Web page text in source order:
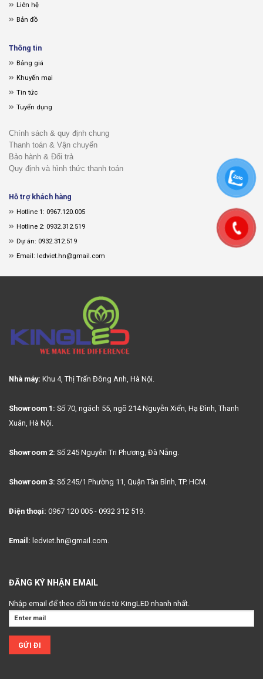
Liên hệ
Bản đồ
Thông tin
Bảng giá
Khuyến mại
Tin tức
Tuyển dụng
Chính sách & quy định chung
Thanh toán & Vận chuyển
Bảo hành & Đổi trả
Quy định và hình thức thanh toán
Hỗ trợ khách hàng
Hotline 1: 0967.120.005
Hotline 2: 0932.312.519
Dự án: 0932.312.519
Email: ledviet.hn@gmail.com
Nhà máy: Khu 4, Thị Trấn Đông Anh, Hà Nội.
Showroom 1: Số 70, ngách 55, ngõ 214 Nguyễn Xiển, Hạ Đình, Thanh
Xuân, Hà Nội.
Showroom 2: Số 245 Nguyễn Tri Phương, Đà Nẵng.
Showroom 3: Số 245/1 Phường 11, Quận Tân Bình, TP. HCM.
Điện thoại: 0967 120 005 - 0932 312 519.
Email: ledviet.hn@gmail.com.
ĐĂNG KÝ NHẬN EMAIL
Nhập email để theo dõi tin tức từ KingLED nhanh nhất.